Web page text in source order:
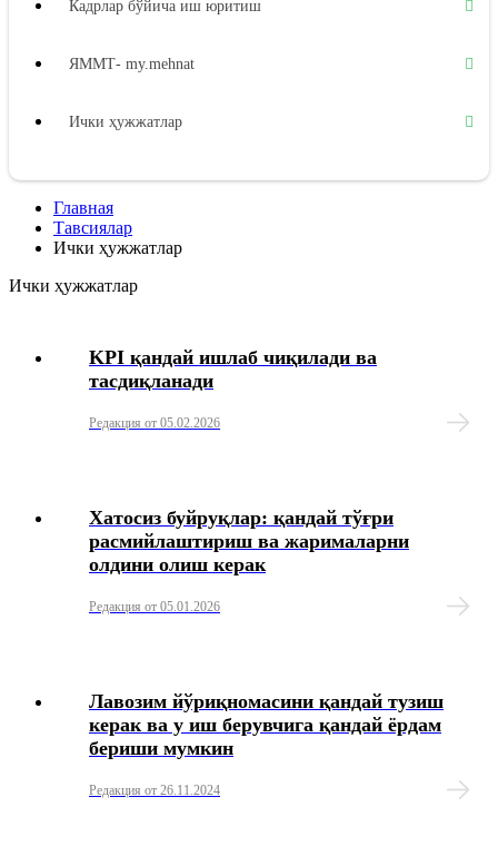
Кадрлар бўйича иш юритиш
ЯММТ- my.mehnat
Ички ҳужжатлар
Ишга жойлаштириш
Меҳнат шартномаси
Иш вақти
Дам олиш вақти
Моддий ёрдам
Малакасини ошириш
Айрим тоифаси
Главная
Тавсиялар
Ички ҳужжатлар
Ички ҳужжатлар
KPI қандай ишлаб чиқилади ва
тасдиқланади
Редакция от 05.02.2026
Хатосиз буйруқлар: қандай тўғри
расмийлаштириш ва жарималарни
олдини олиш керак
Редакция от 05.01.2026
Лавозим йўриқномасини қандай тузиш
керак ва у иш берувчига қандай ёрдам
бериши мумкин
Редакция от 26.11.2024